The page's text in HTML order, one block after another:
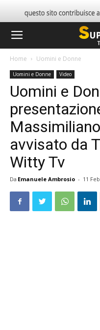
Home Uomini e Donne
Uomini e Donne Video
Uomini e
avvisato da
Witty Tv
Da Emanuele Ambrosio - 11